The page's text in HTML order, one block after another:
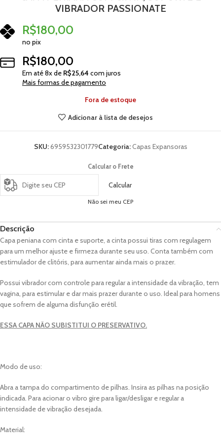
VIBRADOR PASSIONATE
R$180,00
no pix
R$180,00
Em até8x de R$25,64 com juros
Mais formas de pagamento
Fora de estoque
Adicionar à lista de desejos
SKU:6959532301779Categoria:Capas Expansoras
Calcular o Frete
Calcular
Não sei meu CEP
Descrição
Capa peniana com cinta e suporte, a cinta possui tiras com regulagem
para um melhor ajuste e firmeza durante seu uso. Conta também com
estimulador de clitóris, para aumentar ainda mais o prazer.
Possui vibrador com controle para regular a intensidade da vibração, tem
vagina, para estimular e dar mais prazer durante o uso. Ideal para homens
que sofrem de alguma disfunção erétil.
ESSA CAPA NÃO SUBISTITUI O PRESERVATIVO.
Modo de uso:
Abra a tampa do compartimento de pilhas. Insira as pilhas na posição
indicada. Para acionar o vibro gire para ligar/desligar e regular a
intensidade de vibração desejada.
Material: